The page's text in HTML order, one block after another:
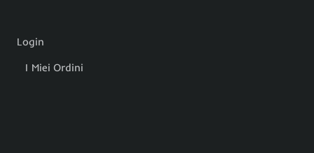
Login
I Miei Ordini